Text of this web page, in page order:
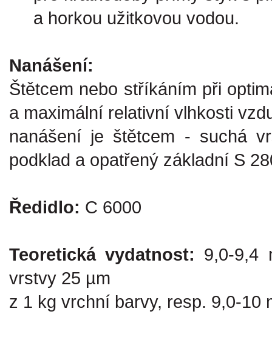
a horkou užitkovou vodou.
Nanášení:
Štětcem nebo stříkáním při
a maximální relativní vlhkosti
nanášení je štětcem - suchá
podklad a opatřený základní S
Ředidlo: C 6000
Teoretická vydatnost: 9,0-9,4
vrstvy 25 µm
z 1 kg vrchní barvy, resp. 9,0-10